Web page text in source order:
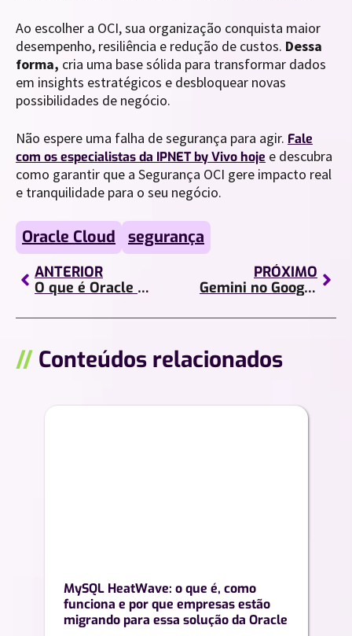
Ao escolher a OCI, sua organização conquista maior
desempenho, resiliência e redução de custos. Dessa
forma, cria uma base sólida para transformar dados
em insights estratégicos e desbloquear novas
possibilidades de negócio.
Não espere uma falha de segurança para agir. Fale
com os especialistas da IPNET by Vivo hoje e descubra
como garantir que a Segurança OCI gere impacto real
e tranquilidade para o seu negócio.
Oracle Cloud segurança
ANTERIOR
O que é Oracle Cloud Infrastructure (OCI)?
PRÓXIMO
Gemini no Google Meet: como usar a transcrição automática por IA para turbinar suas reuniões
// Conteúdos relacionados
MySQL HeatWave: o que é, como
funciona e por que empresas estão
migrando para essa solução da Oracle